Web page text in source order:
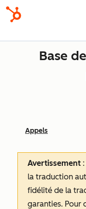
Base
Appels
Avertissement
la traduction
fidélité de la
garanties. Pour